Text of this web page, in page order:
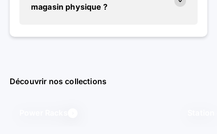
magasin physique ?
Découvrir nos collections